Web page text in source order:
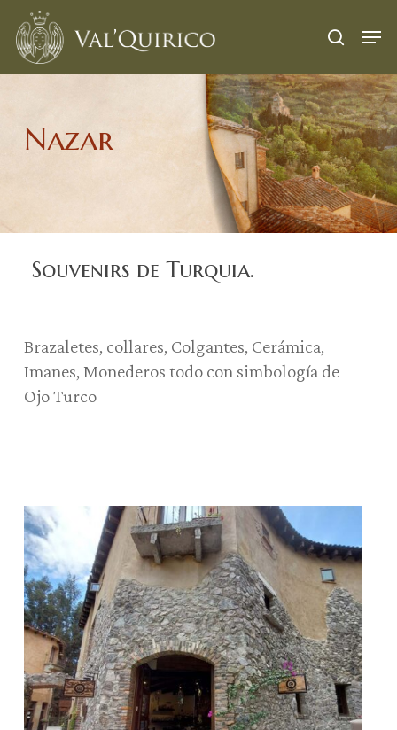
Skip
main
search
Menu
Nazar
Souvenirs de Turquia.
Brazaletes, collares, Colgantes, Cerámica,
Imanes, Monederos todo con simbología de
Ojo Turco